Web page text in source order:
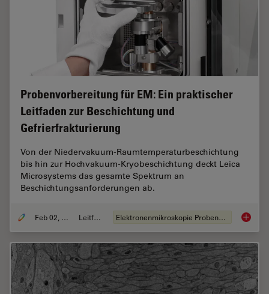
Probenvorbereitung für EM: Ein praktischer
Leitfaden zur Beschichtung und
Gefrierfrakturierung
Von der Niedervakuum-Raumtemperaturbeschichtung
bis hin zur Hochvakuum-Kryobeschichtung deckt Leica
Microsystems das gesamte Spektrum an
Beschichtungsanforderungen ab.
Feb 02, 2021 Leitfaden Elektronenmikroskopie Probenvorbereitung